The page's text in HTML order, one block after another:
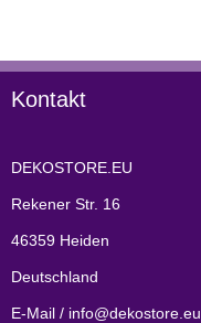
Kontakt
DEKOSTORE.EU
Rekener Str. 16
46359 Heiden
Deutschland
E-Mail / info@dekostore.eu